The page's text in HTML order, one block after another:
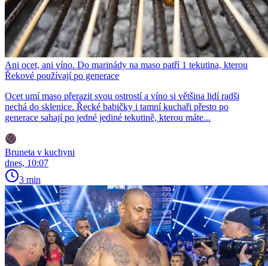
Ani ocet, ani víno. Do marinády na maso patří 1 tekutina, kterou
Řekové používají po generace
Ocet umí maso přerazit svou ostrostí a víno si většina lidí radši
nechá do sklenice. Řecké babičky i tamní kuchaři přesto po
generace sahají po jedné jediné tekutině, kterou máte...
Bruneta v kuchyni
dnes, 10:07
3 min